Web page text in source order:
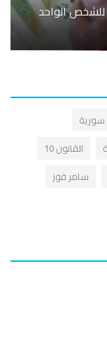
الواحد
دمشق
القانون 10
فوز